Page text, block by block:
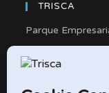
TRISCA
Parque
Rua Cidade de
2330-263